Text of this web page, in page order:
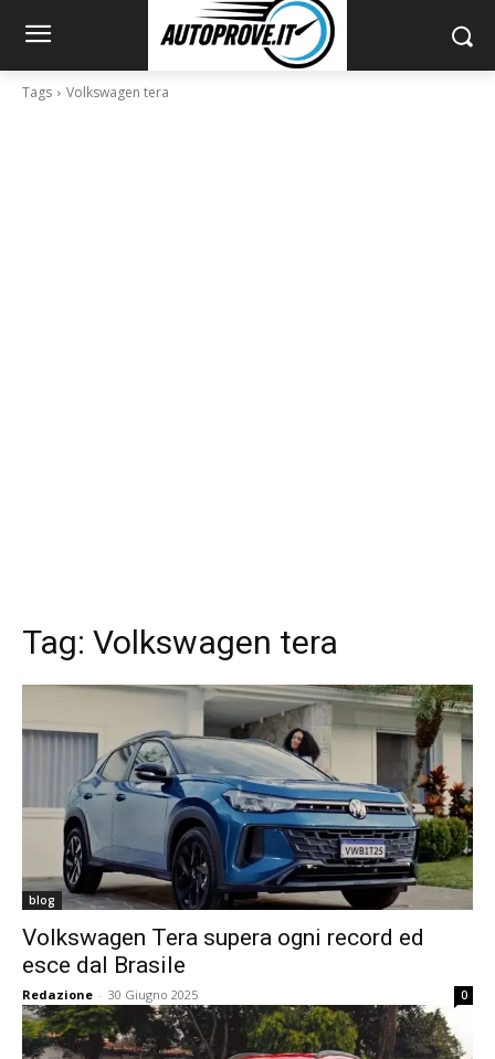
Tags Volkswagen tera
Tag: Volkswagen tera
blog
Volkswagen Tera supera ogni record ed
esce dal Brasile
Redazione - 30 Giugno 2025 0